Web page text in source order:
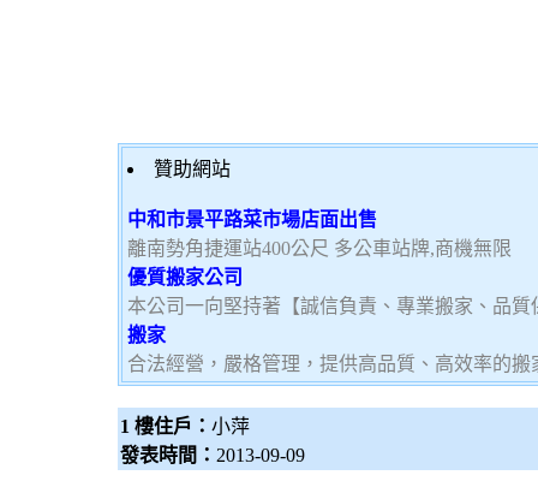
贊助網站
中和市景平路菜市場店面出售
離南勢角捷運站400公尺 多公車站牌,商機無限
優質搬家公司
本公司一向堅持著【誠信負責、專業搬家、品
搬家
合法經營，嚴格管理，提供高品質、高效率的
1 樓住戶： 小萍
發表時間： 2013-09-09